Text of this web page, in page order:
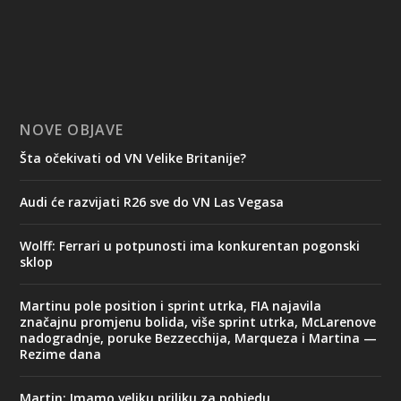
NOVE OBJAVE
Šta očekivati od VN Velike Britanije?
Audi će razvijati R26 sve do VN Las Vegasa
Wolff: Ferrari u potpunosti ima konkurentan pogonski
sklop
Martinu pole position i sprint utrka, FIA najavila
značajnu promjenu bolida, više sprint utrka, McLarenove
nadogradnje, poruke Bezzecchija, Marqueza i Martina —
Rezime dana